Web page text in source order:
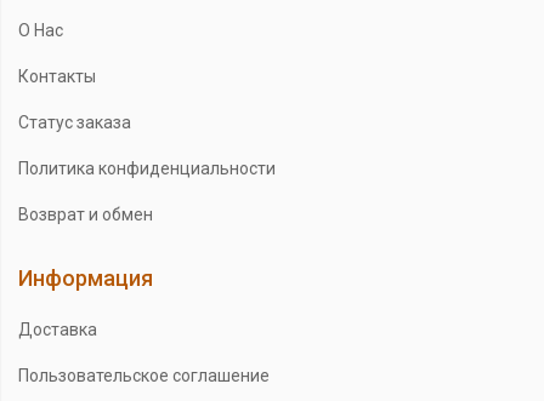
О Нас
Контакты
Статус заказа
Политика конфиденциальности
Возврат и обмен
Информация
Доставка
Пользовательское соглашение